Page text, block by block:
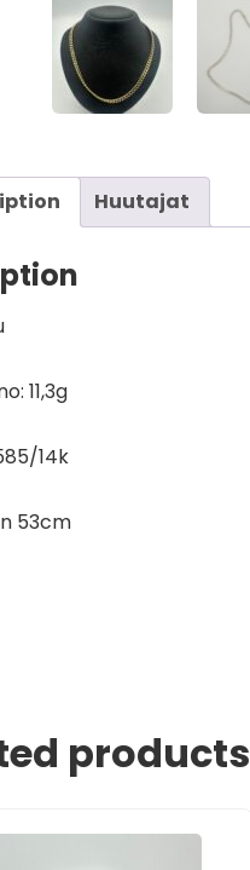
Huutajat
11,3g
14k
53cm
products